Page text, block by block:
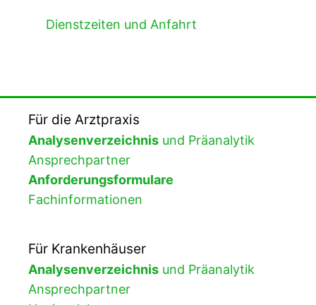
Dienstzeiten und Anfahrt
Für die Arztpraxis
Analysenverzeichnis und Präanalytik
Ansprechpartner
Anforderungsformulare
Fachinformationen
Für Krankenhäuser
Analysenverzeichnis und Präanalytik
Ansprechpartner